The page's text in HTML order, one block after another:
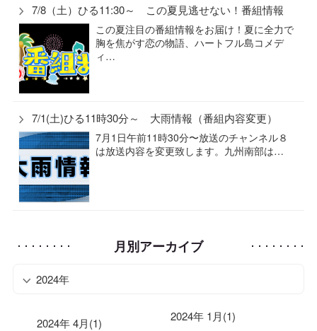
7/8（土）ひる11:30～ この夏見逃せない！番組情報
この夏注目の番組情報をお届け！夏に全力で
胸を焦がす恋の物語、ハートフル島コメデ
ィ…
7/1(土)ひる11時30分～ 大雨情報（番組内容変更）
7月1日午前11時30分〜放送のチャンネル８
は放送内容を変更致します。九州南部は…
月別アーカイブ
2024年
2024年 4月(1) 2024年 1月(1)